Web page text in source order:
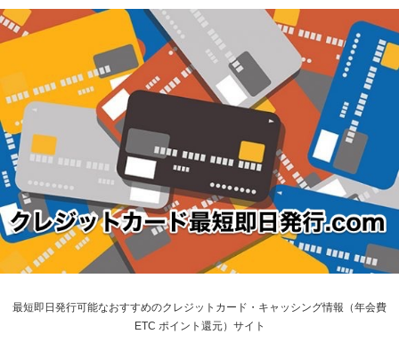
最短即日発行可能なおすすめのクレジットカード・キャッシング情報（年会費
ETC ポイント還元）サイト